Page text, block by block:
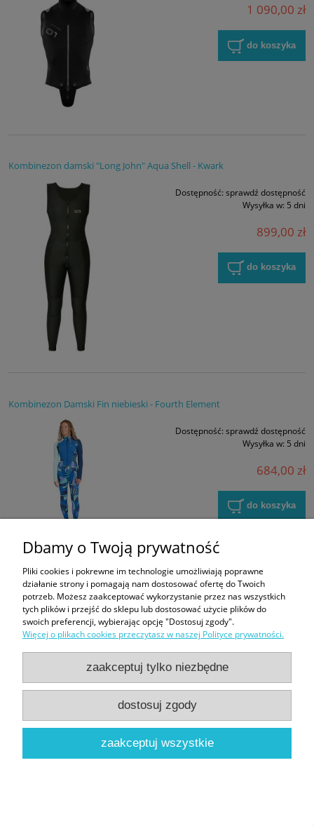
1 090,00 zł
do koszyka
Kombinezon damski "Long John" Aqua Shell - Kwark
Dostępność: sprawdź dostępność
Wysyłka w: 5 dni
899,00 zł
do koszyka
Kombinezon Damski Fin niebieski - Fourth Element
Dostępność: sprawdź dostępność
Wysyłka w: 5 dni
684,00 zł
do koszyka
Kombinezon Damski Fin pomarańczowy - Fourth Element
Dostępność:sprawdź dostępność
684,00 zł
do koszyka
Kombinezon Damski Hydro Stinger - Fourth Element
Dbamy o Twoją prywatność
Pliki cookies i pokrewne im technologie umożliwiają poprawne
działanie strony i pomagają nam dostosować ofertę do Twoich
potrzeb. Możesz zaakceptować wykorzystanie przez nas wszystkich
tych plików i przejść do sklepu lub dostosować użycie plików do
swoich preferencji, wybierając opcję "Dostosuj zgody".
Więcej o plikach cookies przeczytasz w naszej Polityce prywatności.
zaakceptuj tylko niezbędne
dostosuj zgody
zaakceptuj wszystkie